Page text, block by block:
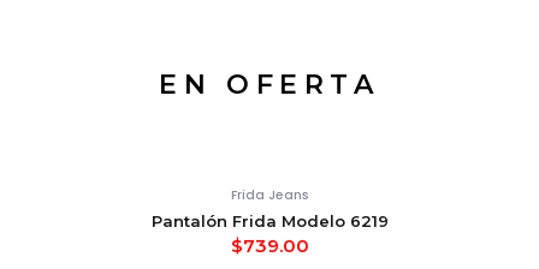
EN OFERTA
Frida Jeans
Pantalón Frida Modelo 6219
$739.00